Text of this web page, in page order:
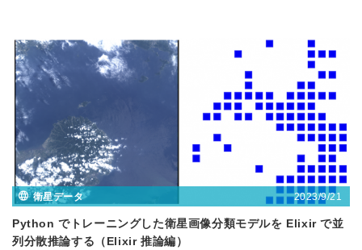
衛星データ 2023/9/21
Python でトレーニングした衛星画像分類モデルを Elixir で並
列分散推論する（Elixir 推論編）